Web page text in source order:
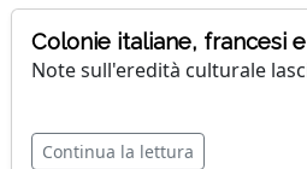
Colonie italiane, francesi
Note sull'eredità culturale
Continua la lettura